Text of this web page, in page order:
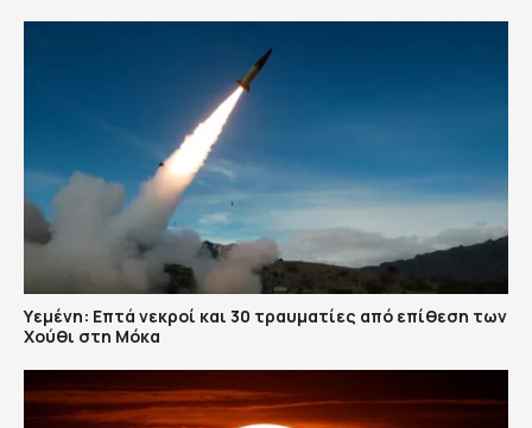
Υεμένη: Επτά νεκροί και 30 τραυματίες από επίθεση των
Χούθι στη Μόκα